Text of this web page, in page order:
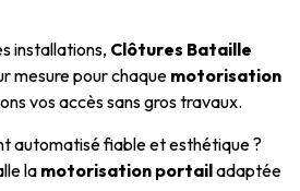
installations, Clôtures Bataille
mesure pour chaque motorisation
vos accès sans gros travaux.
automatisé fiable et esthétique ?
lamotorisation portailadaptée